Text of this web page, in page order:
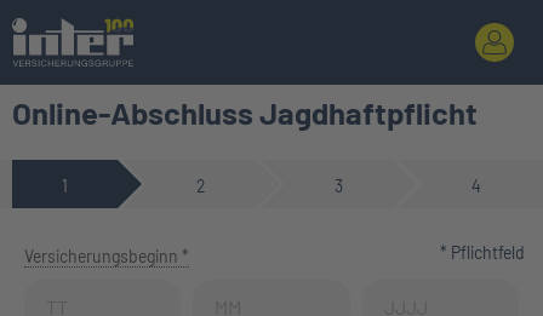
Online-Abschluss Jagdhaftpflicht
1 2 3 4
Versicherungsbeginn *
* Pflichtfeld